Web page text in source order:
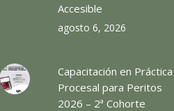
Accesible
agosto 6, 2026
Capacitación en Práctica
Procesal para Peritos
2026 – 2ª Cohorte